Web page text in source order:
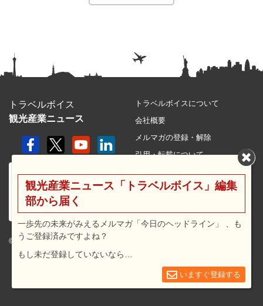
トラベルボイス
観光産業ニュース
© 2026 travel voice.
トラベルボイスについて
会社概要
メルマガの登録・解除
引用・転載について
利用規約
広告メニュー・料金
観光産業ニュース「トラベルボイス」編集
部から届く
一歩先の未来がみえるメルマガ「今日のヘッドライン」 、も
うご登録済みですよね？
もし未だ登録していないなら…
いますぐ登録する